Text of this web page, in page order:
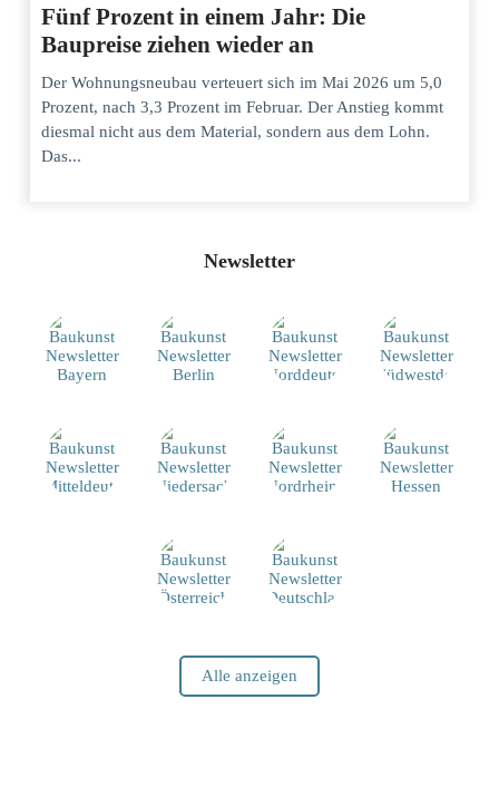
Fünf Prozent in einem Jahr: Die
Baupreise ziehen wieder an
Der Wohnungsneubau verteuert sich im Mai 2026 um 5,0
Prozent, nach 3,3 Prozent im Februar. Der Anstieg kommt
diesmal nicht aus dem Material, sondern aus dem Lohn.
Das...
Newsletter
Alle anzeigen